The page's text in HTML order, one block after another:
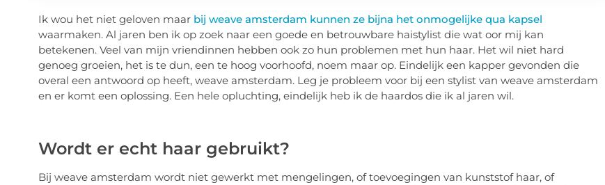
Ik wou het niet geloven maarbij weave amsterdam kunnen ze bijna het onmogelijke qua kapsel
waarmaken. Al jaren ben ik op zoek naar een goede en betrouwbare haistylist die wat oor mij kan
betekenen. Veel van mijn vriendinnen hebben ook zo hun problemen met hun haar. Het wil niet hard
genoeg groeien, het is te dun, een te hoog voorhoofd, noem maar op. Eindelijk een kapper gevonden die
overal een antwoord op heeft, weave amsterdam. Leg je probleem voor bij een stylist van weave amsterdam
en er komt een oplossing. Een hele opluchting, eindelijk heb ik de haardos die ik al jaren wil.
Wordt er echt haar gebruikt?
Bij weave amsterdam wordt niet gewerkt met mengelingen, of toevoegingen van kunststof haar, of